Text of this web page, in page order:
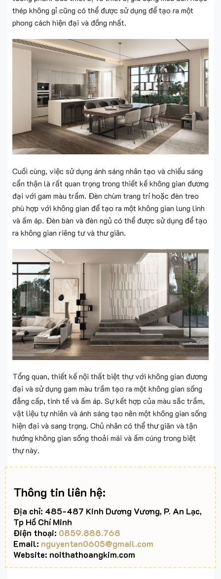
thép không gỉ cũng có thể được sử dụng để tạo ra một
phong cách hiện đại và đồng nhất.
Cuối cùng, việc sử dụng ánh sáng nhân tạo và chiếu sáng
cẩn thận là rất quan trọng trong thiết kế không gian đương
đại với gam màu trầm. Đèn chùm trang trí hoặc đèn treo
phù hợp với không gian để tạo ra một không gian lung linh
và ấm áp. Đèn bàn và đèn ngủ có thể được sử dụng để tạo
ra không gian riêng tư và thư giãn.
Tổng quan, thiết kế nội thất biệt thự với không gian đương
đại và sử dụng gam màu trầm tạo ra một không gian sống
đẳng cấp, tinh tế và ấm áp. Sự kết hợp của màu sắc trầm,
vật liệu tự nhiên và ánh sáng tạo nên một không gian sống
hiện đại và sang trọng. Chủ nhân có thể thư giãn và tận
hưởng không gian sống thoải mái và ấm cúng trong biệt
thự này.
Thông tin liên hệ:
Địa chỉ: 485-487 Kinh Dương Vương, P. An Lạc,
Tp Hồ Chí Minh
Điện thoại: 0859.888.768
Email: nguyentan0605@gmail.com
Website: noithathoangkim.com